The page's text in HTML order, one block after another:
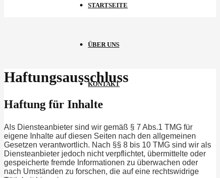
STARTSEITE
ÜBER UNS
KONTAKT
Haftungsausschluss
Haftung für Inhalte
Als Diensteanbieter sind wir gemäß § 7 Abs.1 TMG für
eigene Inhalte auf diesen Seiten nach den allgemeinen
Gesetzen verantwortlich. Nach §§ 8 bis 10 TMG sind wir als
Diensteanbieter jedoch nicht verpflichtet, übermittelte oder
gespeicherte fremde Informationen zu überwachen oder
nach Umständen zu forschen, die auf eine rechtswidrige